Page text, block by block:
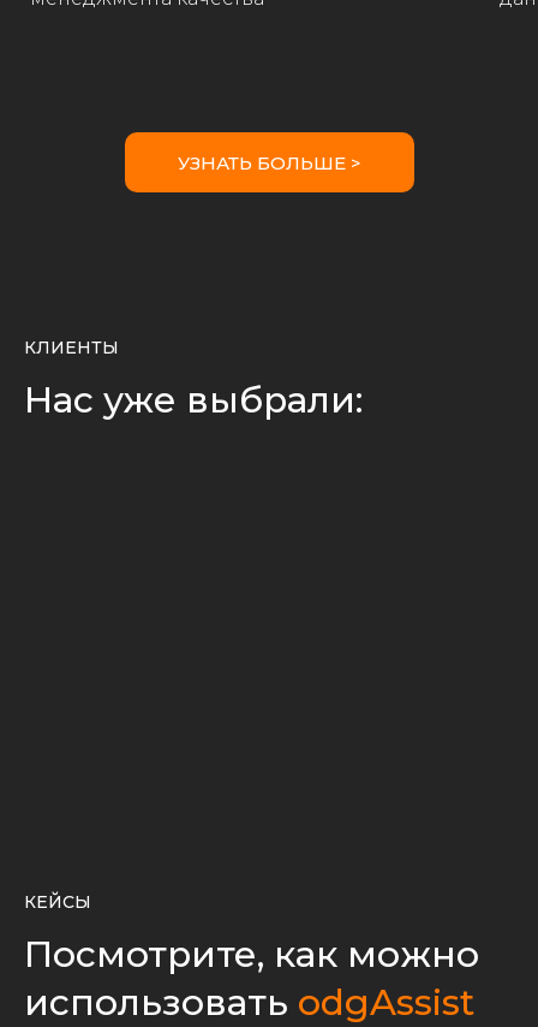
УЗНАТЬ БОЛЬШЕ >
КЛИЕНТЫ
Нас уже выбрали:
КЕЙСЫ
Посмотрите, как можно
использовать odgAssist